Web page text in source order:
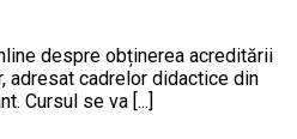
despre obținerea acreditării
adresat cadrelor didactice din
Cursul se va [...]